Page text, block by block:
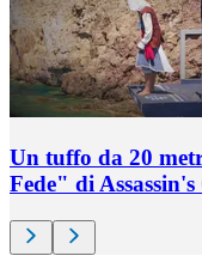
Un tuffo da 20
Fede" di Assassin's